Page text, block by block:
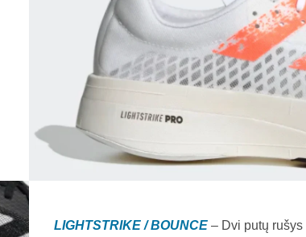
LIGHTSTRIKE / BOUNCE – Dvi putų rušys